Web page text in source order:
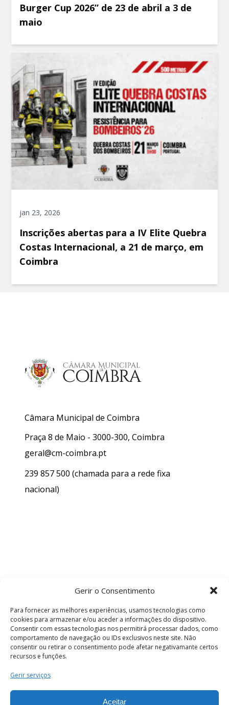
Gerir o Consentimento
Para fornecer as melhores experiências, usamos tecnologias como
cookies para armazenar e/ou aceder a informações do dispositivo.
Consentir com essas tecnologias nos permitirá processar dados, como
comportamento de navegação ou IDs exclusivos neste site. Não
consentir ou retirar o consentimento pode afetar negativamante certos
recursos e funções.
Gerir serviços
Aceitar
Burger Cup 2026” de 23 de abril a 3 de
maio
jan 23, 2026
Inscrições abertas para a IV Elite Quebra
Costas Internacional, a 21 de março, em
Coimbra
Câmara Municipal de Coimbra
Praça 8 de Maio - 3000-300, Coimbra
geral@cm-coimbra.pt
239 857 500 (chamada para a rede fixa
nacional)
Termos e Condições